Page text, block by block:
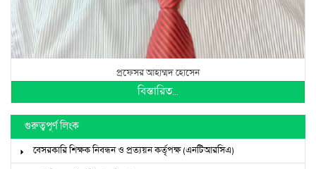
প্রফেসর আহাম্মদ হোসেন
বিস্তারিত...
গুরুত্বপূর্ণ লিংক
বেসরকারি শিক্ষক নিবন্ধন ও প্রত্যয়ন কর্তৃপক্ষ (এনটিআরসিএ)